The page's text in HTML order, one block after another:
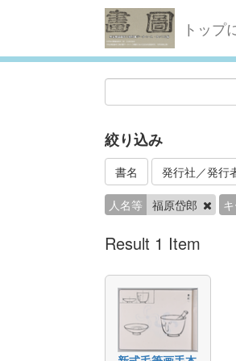
トップ
絞り込み
書名 発行社／発行
人名等 福原岱郎
Result 1 Item